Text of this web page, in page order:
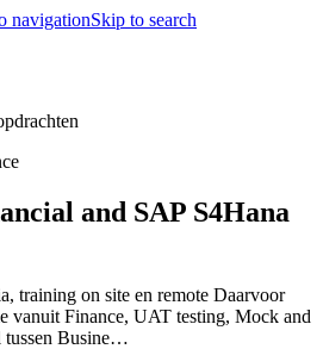
navigationSkip to search
and SAP S4Hana
training on site en remote Daarvoor
vanuit Finance, UAT testing, Mock and
tussen Busine…